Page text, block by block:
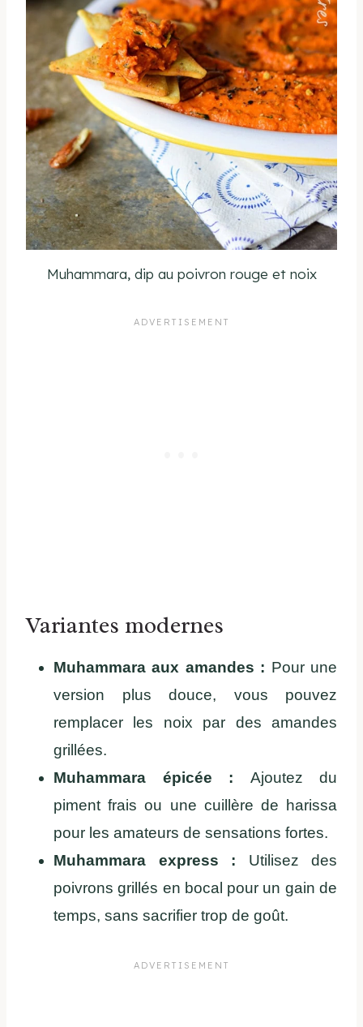
Muhammara, dip au poivron rouge et noix
Variantes modernes
Muhammara aux amandes : Pour une
version plus douce, vous pouvez
remplacer les noix par des amandes
grillées.
Muhammara épicée : Ajoutez du
piment frais ou une cuillère de harissa
pour les amateurs de sensations fortes.
Muhammara express : Utilisez des
poivrons grillés en bocal pour un gain de
temps, sans sacrifier trop de goût.